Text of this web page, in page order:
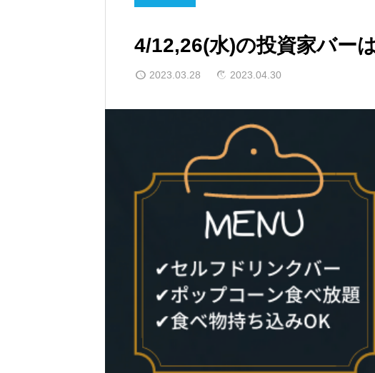
4/12,26(水)の投資家バー
2023.03.28 2023.04.30